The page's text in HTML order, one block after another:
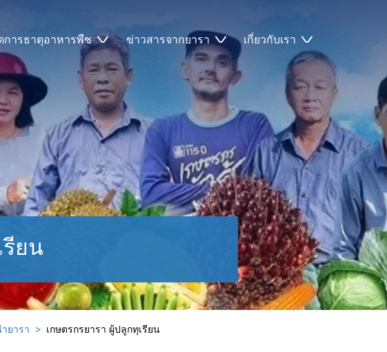
การธาตุอาหารพืช ข่าวสารจากยารา เกี่ยวกับเรา
รียน
ยารา เกษตรกรยารา ผู้ปลูกทุเรียน